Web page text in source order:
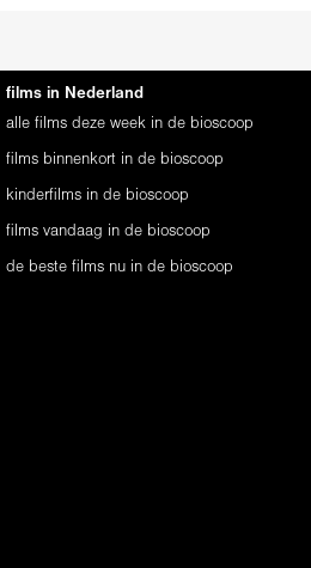
films in Nederland
alle films deze week in de bioscoop
films binnenkort in de bioscoop
kinderfilms in de bioscoop
films vandaag in de bioscoop
de beste films nu in de bioscoop